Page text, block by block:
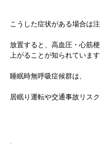
こうした症状がある場合は注
放置すると、高血圧・心筋
上がることが知られています
睡眠時無呼吸症候群は、
居眠り運転や交通事故リス